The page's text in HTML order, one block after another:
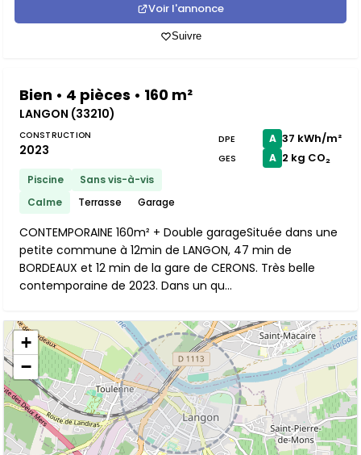
Voir l'annonce
Suivre
Bien • 4 pièces • 160 m²
LANGON (33210)
CONSTRUCTION
2023
Piscine
Sans vis-à-vis
Calme
Terrasse Garage
DPE A 37 kWh/m²
GES A 2 kg CO₂
CONTEMPORAINE 160m² + Double garageSituée dans une
petite commune à 12min de LANGON, 47 min de
BORDEAUX et 12 min de la gare de CERONS. Très belle
contemporaine de 2023. Dans un qu...
+
−